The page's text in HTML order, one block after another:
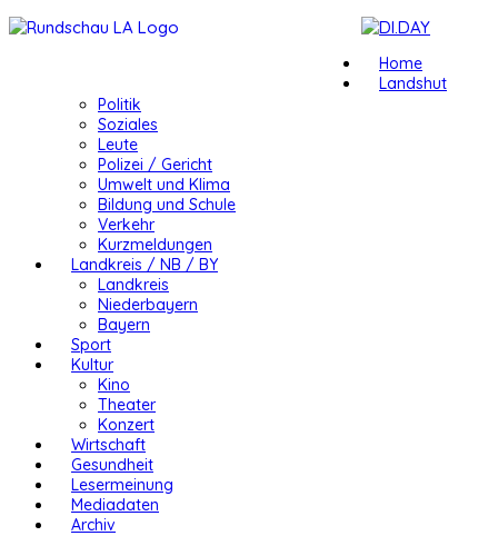
Home
Landshut
Politik
Soziales
Leute
Polizei / Gericht
Umwelt und Klima
Bildung und Schule
Verkehr
Kurzmeldungen
Landkreis / NB / BY
Landkreis
Niederbayern
Bayern
Sport
Kultur
Kino
Theater
Konzert
Wirtschaft
Gesundheit
Lesermeinung
Mediadaten
Archiv